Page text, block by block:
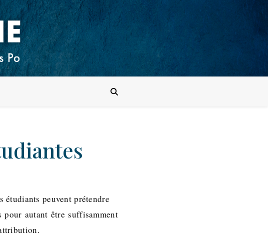
étudiants peuvent prétendre
autant être suffisamment